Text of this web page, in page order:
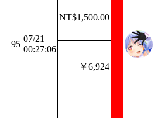
95
07/21
00:27:06
NT$1,500.00
￥6,924